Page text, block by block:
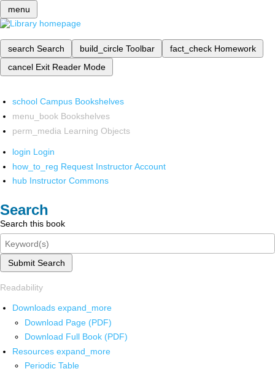
menu
search Search build_circle Toolbar fact_check Homework
cancel Exit Reader Mode
school Campus Bookshelves
menu_book Bookshelves
perm_media Learning Objects
login Login
how_to_reg Request Instructor Account
hub Instructor Commons
Search
Search this book
Submit Search
Readability
Downloads expand_more
Download Page (PDF)
Download Full Book (PDF)
Resources expand_more
Periodic Table